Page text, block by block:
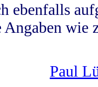
ebenfalls
wie
Paul